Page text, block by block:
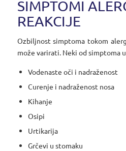
SIMPTOMI
REAKCIJE
Ozbiljnost simptoma tokom
može varirati. Neki od simptoma
Vodenaste oči i nadraženost
Curenje i nadraženost nosa
Kihanje
Osipi
Urtikarija
Grčevi u stomaku